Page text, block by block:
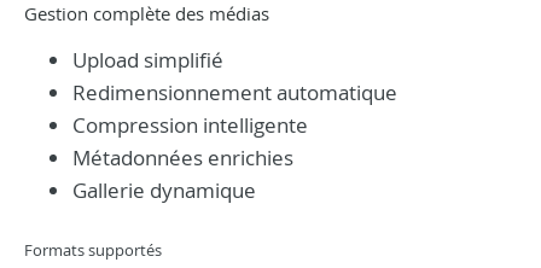
Gestion complète des médias
Upload simplifié
Redimensionnement automatique
Compression intelligente
Métadonnées enrichies
Gallerie dynamique
Formats supportés